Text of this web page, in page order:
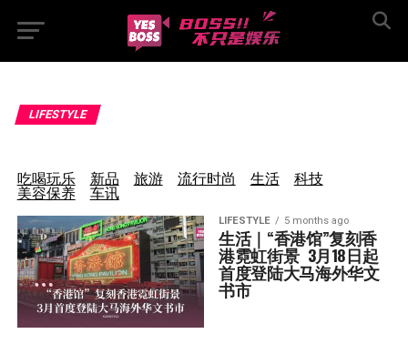
LIFESTYLE
吃喝玩乐 新品 旅游 流行时尚 生活
科技
美容保养
车讯
LIFESTYLE 5 months ago
生活｜“香港馆”复刻香
港霓虹街景  3月18日起
首度登陆大马海外华文
书市